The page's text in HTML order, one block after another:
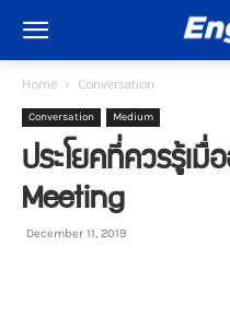
Home Conversation
Conversation Medium
ประโยคที่ควรรู้เ
Meeting
December 11, 2019